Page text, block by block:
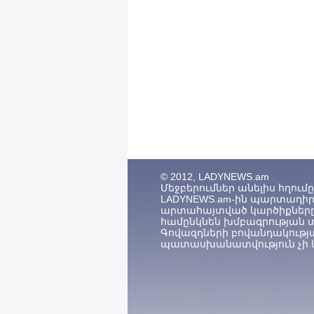
© 2012, LADYNEWS.am
Մեջբերումներ անելիս հղումը
LADYNEWS.am-ին
արտահայտված
համընկնեն խմբագրության
Գովազդների
պատասխանատվություն չի